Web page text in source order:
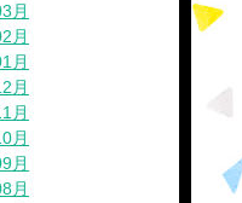
月
月
月
月
月
月
月
月